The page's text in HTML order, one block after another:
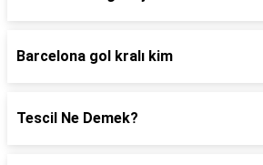
Barcelona gol kralı kim
Tescil Ne Demek?